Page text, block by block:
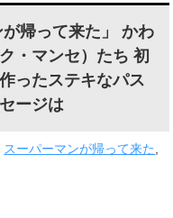
帰って来た」 かわ
・マンセ）たち 初
ったステキなパス
ージは
スーパーマンが帰って来た,